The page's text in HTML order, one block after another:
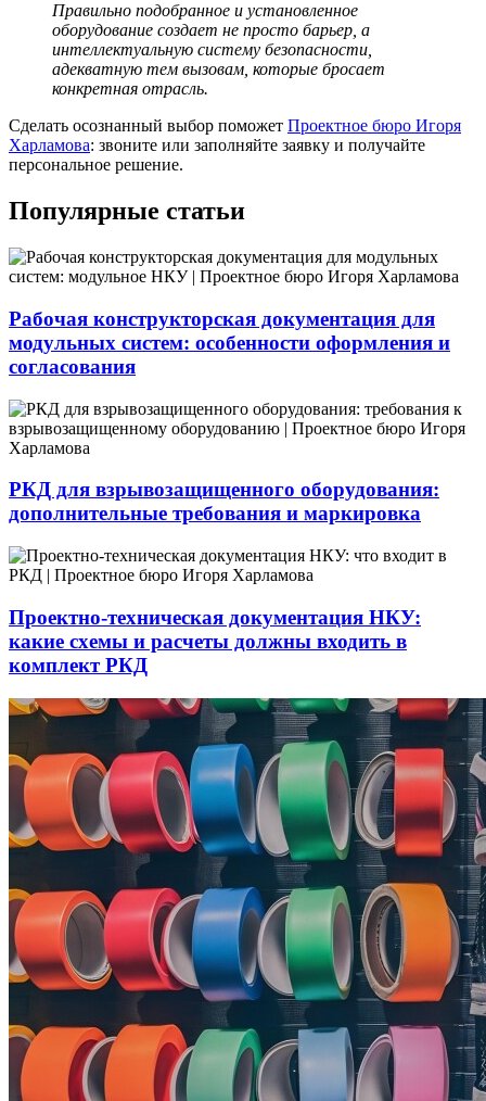
Правильно подобранное и установленное
оборудование создает не просто барьер, а
интеллектуальную систему безопасности,
адекватную тем вызовам, которые бросает
конкретная отрасль.
Сделать осознанный выбор поможет Проектное бюро Игоря
Харламова: звоните или заполняйте заявку и получайте
персональное решение.
Популярные статьи
Рабочая конструкторская документация для
модульных систем: особенности оформления и
согласования
РКД для взрывозащищенного оборудования:
дополнительные требования и маркировка
Проектно-техническая документация НКУ:
какие схемы и расчеты должны входить в
комплект РКД